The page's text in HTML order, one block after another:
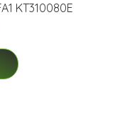
KT310080E